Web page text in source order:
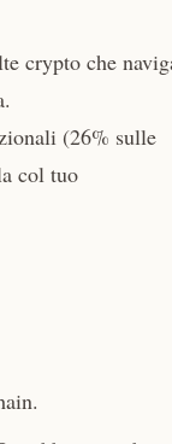
crypto che
(26% sulle
col tuo